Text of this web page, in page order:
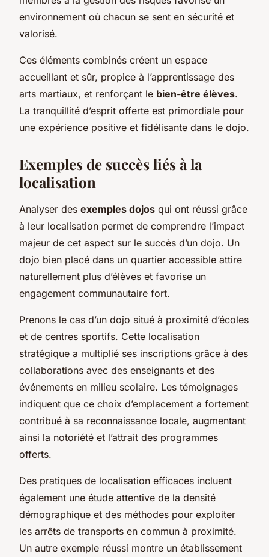
environnement où chacun se sent en sécurité et
valorisé.
Ces éléments combinés créent un espace
accueillant et sûr, propice à l’apprentissage des
arts martiaux, et renforçant le bien-être élèves.
La tranquillité d’esprit offerte est primordiale pour
une expérience positive et fidélisante dans le dojo.
Exemples de succès liés à la
localisation
Analyser des exemples dojos qui ont réussi grâce
à leur localisation permet de comprendre l’impact
majeur de cet aspect sur le succès d’un dojo. Un
dojo bien placé dans un quartier accessible attire
naturellement plus d’élèves et favorise un
engagement communautaire fort.
Prenons le cas d’un dojo situé à proximité d’écoles
et de centres sportifs. Cette localisation
stratégique a multiplié ses inscriptions grâce à des
collaborations avec des enseignants et des
événements en milieu scolaire. Les témoignages
indiquent que ce choix d’emplacement a fortement
contribué à sa reconnaissance locale, augmentant
ainsi la notoriété et l’attrait des programmes
offerts.
Des pratiques de localisation efficaces incluent
également une étude attentive de la densité
démographique et des méthodes pour exploiter
les arrêts de transports en commun à proximité.
Un autre exemple réussi montre un établissement